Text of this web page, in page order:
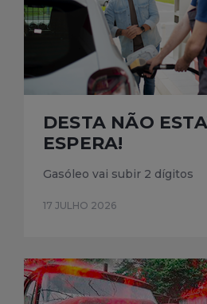
DESTA NÃO
ESPERA!
Gasóleo vai subir 2 dígitos
17 JULHO 2026